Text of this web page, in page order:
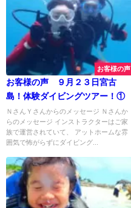
お客様の声
お客様の声 ９月２３日宮古
島！体験ダイビングツアー！①
ＮさんＹさんからのメッセージ Ｎさんか
らのメッセージ インストラクターはご家
族で運営されていて、 アットホームな雰
囲気で怖がらずにダイビング...